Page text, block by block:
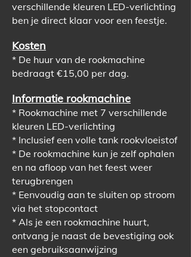
verschillende kleuren LED-verlichting
ben je direct klaar voor een feestje.
Kosten
* De huur van de rookmachine
bedraagt €15,00 per dag.
Informatie rookmachine
* Rookmachine met 7 verschillende
kleuren LED-verlichting
* Inclusief een volle tank rookvloeistof
* De rookmachine kun je zelf ophalen
en na afloop van het feest weer
terugbrengen
* Eenvoudig aan te sluiten op stroom
via het stopcontact
* Als je een rookmachine huurt,
ontvang je naast de bevestiging ook
een gebruiksaanwijzing